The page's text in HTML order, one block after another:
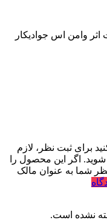
وامن اس جواديکار
برای ثبت نظر، لازم
اگر این محصول را
شما به عنوان مالک
نشده است.